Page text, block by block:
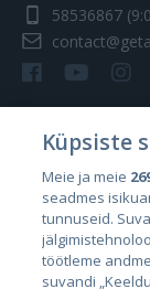
58536867
Страны
Эстония
Латвия
Литва
Küpsiste
Meie ja meie
seadmes
tunnuseid.
töötleme
suvandi